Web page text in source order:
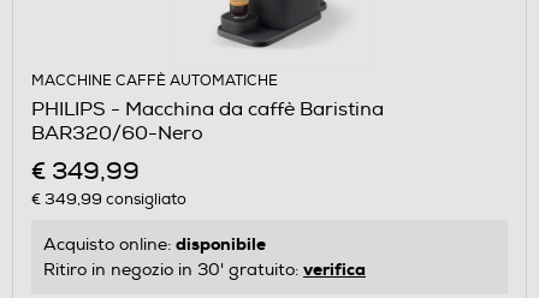
MACCHINE CAFFÈ AUTOMATICHE
PHILIPS - Macchina da caffè Baristina
BAR320/60-Nero
€ 349,99
€ 349,99 consigliato
Acquisto online: disponibile
Ritiro in negozio in 30' gratuito: verifica